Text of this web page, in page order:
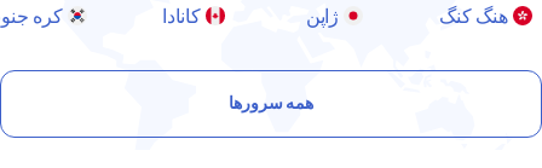
هنگ کنگ ژاپن کانادا کره
همه سرورها